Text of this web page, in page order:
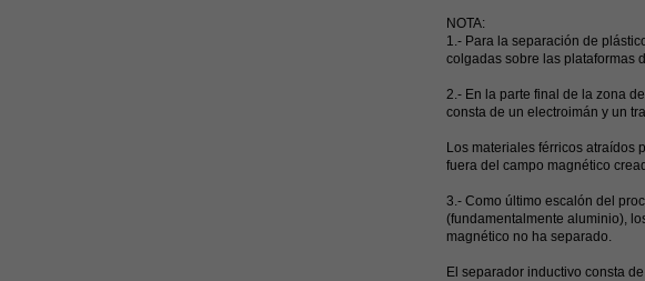
NOTA:
1.- Para la separación de
colgadas sobre las plataformas
2.- En la parte final de la zona
consta de un electroimán y un
Los materiales férricos atraídos
fuera del campo magnético
3.- Como último escalón del
(fundamentalmente aluminio),
magnético no ha separado.
El separador inductivo consta